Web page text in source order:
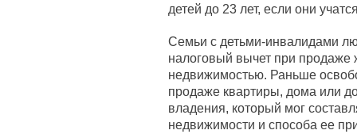
детей до 23 лет, если они
Семьи с детьми-инвалидами
налоговый вычет при продаже
недвижимостью. Раньше
продаже квартиры, дома или
владения, который мог
недвижимости и способа ее